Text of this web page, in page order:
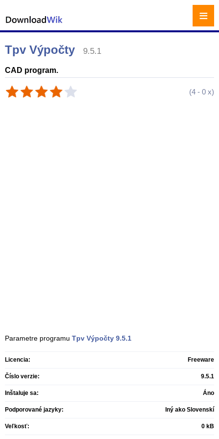
Tpv Výpočty 9.5.1
CAD program.
(4 - 0 x)
Parametre programu Tpv Výpočty 9.5.1
Licencia: Freeware
Číslo verzie: 9.5.1
Inštaluje sa: Áno
Podporované jazyky: Iný ako Slovenskí
Veľkosť: 0 kB
≡